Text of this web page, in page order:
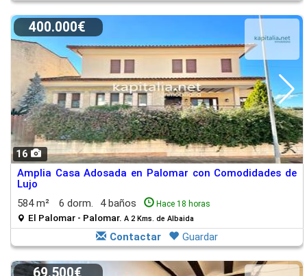
16
400.000€
Amplia Casa Adosada en Palomar con Comodidades de
Lujo
584 m²
6 dorm. 4 baños Hace 18 horas
El Palomar - Palomar. A 2 Kms. de Albaida
Contactar Guardar